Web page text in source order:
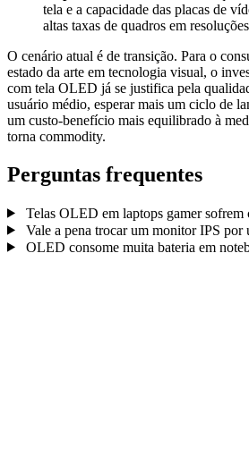
tela e a capacidade das placas de
altas taxas de quadros em
O cenário atual é de transição. Para o
estado da arte em tecnologia visual, o
com tela OLED já se justifica pela
usuário médio, esperar mais um ciclo de
um custo-benefício mais equilibrado à
torna commodity.
Perguntas frequentes
Telas OLED em laptops gamer sofrem
Vale a pena trocar um monitor IPS
OLED consome muita bateria em